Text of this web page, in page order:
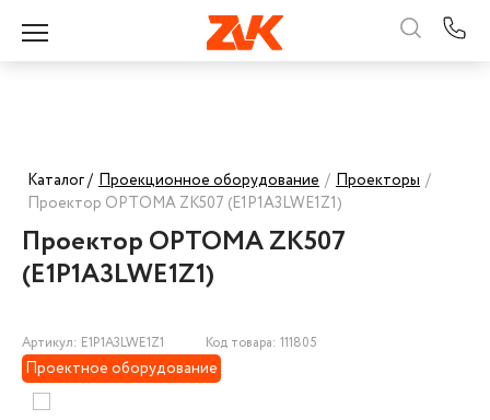
Каталог / Проекционное оборудование / Проекторы /
Проектор OPTOMA ZK507 (E1P1A3LWE1Z1)
Проектор OPTOMA ZK507
(E1P1A3LWE1Z1)
Артикул: E1P1A3LWE1Z1 Код товара: 111805
Проектное оборудование